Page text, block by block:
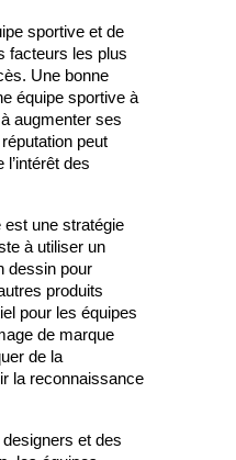
sportive et de
facteurs les plus
Une bonne
équipe sportive à
augmenter ses
peut
des
est une stratégie
à utiliser un
dessin pour
produits
pour les équipes
de marque
de la
la reconnaissance
et des